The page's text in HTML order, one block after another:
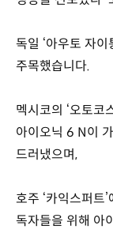
독일 ‘아우토 자이
주목했습니다.
멕시코의 ‘오토코
아이오닉 6 N이
드러냈으며,
호주 ‘카익스퍼트
독자들을 위해 아